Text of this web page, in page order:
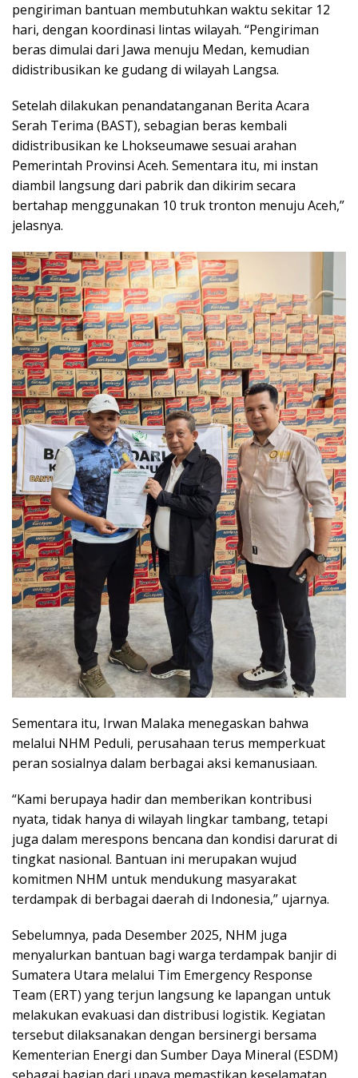
pengiriman bantuan membutuhkan waktu sekitar 12
hari, dengan koordinasi lintas wilayah. “Pengiriman
beras dimulai dari Jawa menuju Medan, kemudian
didistribusikan ke gudang di wilayah Langsa.
Setelah dilakukan penandatanganan Berita Acara
Serah Terima (BAST), sebagian beras kembali
didistribusikan ke Lhokseumawe sesuai arahan
Pemerintah Provinsi Aceh. Sementara itu, mi instan
diambil langsung dari pabrik dan dikirim secara
bertahap menggunakan 10 truk tronton menuju Aceh,”
jelasnya.
Sementara itu, Irwan Malaka menegaskan bahwa
melalui NHM Peduli, perusahaan terus memperkuat
peran sosialnya dalam berbagai aksi kemanusiaan.
“Kami berupaya hadir dan memberikan kontribusi
nyata, tidak hanya di wilayah lingkar tambang, tetapi
juga dalam merespons bencana dan kondisi darurat di
tingkat nasional. Bantuan ini merupakan wujud
komitmen NHM untuk mendukung masyarakat
terdampak di berbagai daerah di Indonesia,” ujarnya.
Sebelumnya, pada Desember 2025, NHM juga
menyalurkan bantuan bagi warga terdampak banjir di
Sumatera Utara melalui Tim Emergency Response
Team (ERT) yang terjun langsung ke lapangan untuk
melakukan evakuasi dan distribusi logistik. Kegiatan
tersebut dilaksanakan dengan bersinergi bersama
Kementerian Energi dan Sumber Daya Mineral (ESDM)